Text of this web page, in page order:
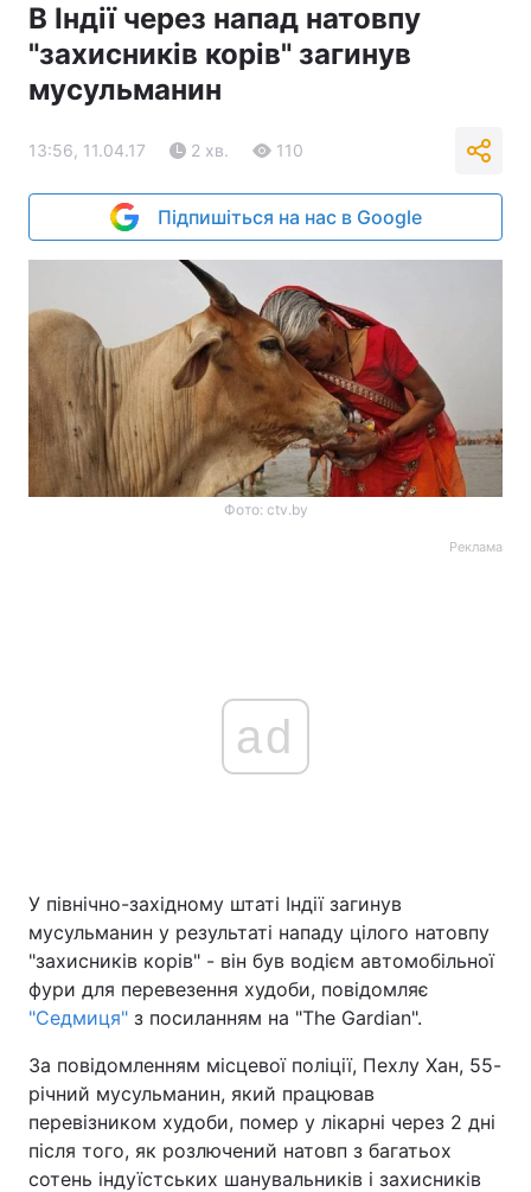
В Індії через напад натовпу
"захисників корів" загинув
мусульманин
13:56, 11.04.17 2 хв. 110
Підпишіться на нас в Google
Фото: ctv.by
Реклама
ad
У північно-західному штаті Індії загинув
мусульманин у результаті нападу цілого натовпу
"захисників корів" - він був водієм автомобільної
фури для перевезення худоби, повідомляє
"Седмиця" з посиланням на "The Gardian".
За повідомленням місцевої поліції, Пехлу Хан, 55-
річний мусульманин, який працював
перевізником худоби, помер у лікарні через 2 дні
після того, як розлючений натовп з багатьох
сотень індуїстських шанувальників і захисників